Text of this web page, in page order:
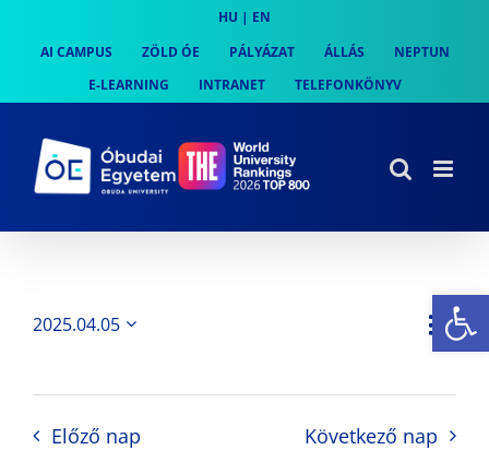
content
HU | EN
AI CAMPUS
ZÖLD ÓE PÁLYÁZAT ÁLLÁS
NEPTUN
E-LEARNING
INTRANET TELEFONKÖNYV
Nap
2025.04.05
Előző nap Következő nap